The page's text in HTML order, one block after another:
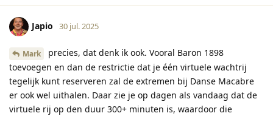
Japio 30 jul. 2025
Mark
precies, dat denk ik ook. Vooral Baron 1898
toevoegen en dan de restrictie dat je één virtuele wachtrij
tegelijk kunt reserveren zal de extremen bij Danse Macabre
er ook wel uithalen. Daar zie je op dagen als vandaag dat de
virtuele rij op den duur 300+ minuten is, waardoor die